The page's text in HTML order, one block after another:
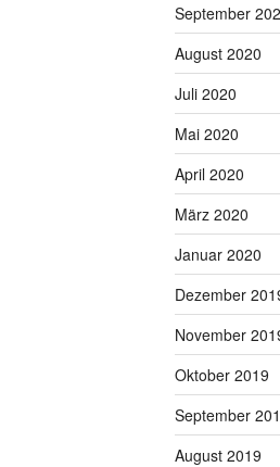
September
August 2020
Juli 2020
Mai 2020
April 2020
März 2020
Januar 2020
Dezember
November
Oktober 2019
September
August 2019